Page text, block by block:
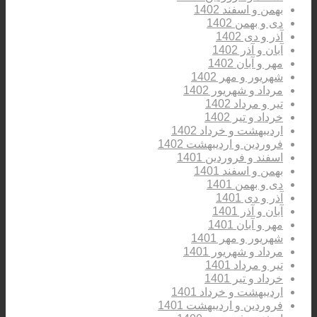
بهمن و اسفند 1402
دی و بهمن 1402
آذر و دی 1402
آبان و آذر 1402
مهر و آبان 1402
شهریور و مهر 1402
مرداد و شهریور 1402
تیر و مرداد 1402
خرداد و تیر 1402
اردیبهشت و خرداد 1402
فروردین و اردیبهشت 1402
اسفند و فروردین 1401
بهمن و اسفند 1401
دی و بهمن 1401
آذر و دی 1401
آبان و آذر 1401
مهر و آبان 1401
شهریور و مهر 1401
مرداد و شهریور 1401
تیر و مرداد 1401
خرداد و تیر 1401
اردیبهشت و خرداد 1401
فروردین و اردیبهشت 1401